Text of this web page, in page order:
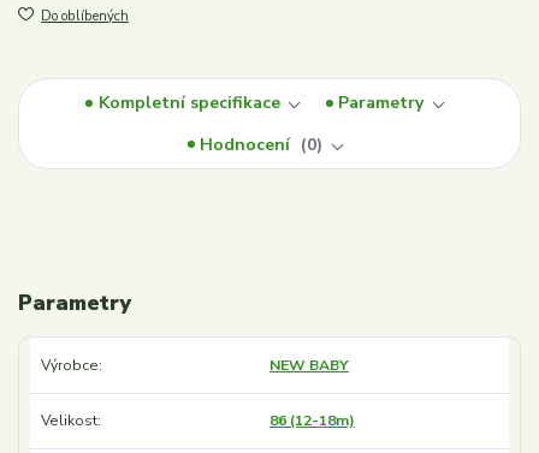
Do oblíbených
Kompletní specifikace
Parametry
Hodnocení
0
Parametry
Výrobce NEW BABY
Velikost 86 (12-18m)